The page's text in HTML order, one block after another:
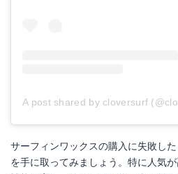
A post shared by cloversurf
サーフィンワックスの購入に失敗し
を手に取ってみましょう。特に人気